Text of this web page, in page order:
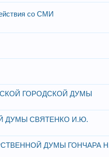
со СМИ
ГОРОДСКОЙ ДУМЫ
ДУМЫ СВЯТЕНКО И.Ю.
ДУМЫ ГОНЧАРА